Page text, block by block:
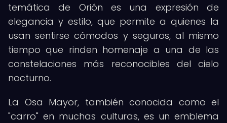
temática de Orión es una expresión de
elegancia y estilo, que permite a quienes la
usan sentirse cómodos y seguros, al mismo
tiempo que rinden homenaje a una de las
constelaciones más reconocibles del cielo
nocturno.
La Osa Mayor, también conocida como el
"carro" en muchas culturas, es un emblema